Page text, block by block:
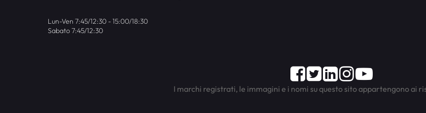
Lun-Ven 7:45/12:30 - 15:00/18:30
Sabato 7:45/12:30
Facebook
TwitterLinkedInInstagram
Youtube
I marchi registrati, le immagini e i nomi su questo sito appartengono ai